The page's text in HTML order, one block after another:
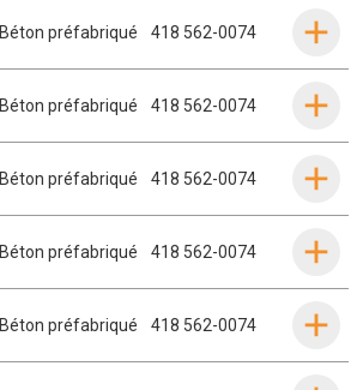
Béton préfabriqué 418 562-0074
Béton préfabriqué 418 562-0074
Béton préfabriqué 418 562-0074
Béton préfabriqué 418 562-0074
Béton préfabriqué 418 562-0074